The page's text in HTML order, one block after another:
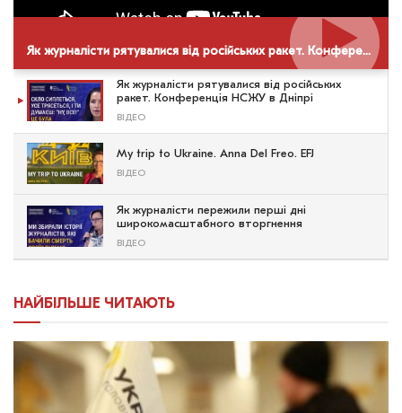
Як журналісти рятувалися від російських ракет. Конференція НСЖУ в Дніпрі
Як журналісти рятувалися від російських
ракет. Конференція НСЖУ в Дніпрі
ВІДЕО
My trip to Ukraine. Anna Del Freo. EFJ
ВІДЕО
Як журналісти пережили перші дні
широкомасштабного вторгнення
ВІДЕО
НАЙБІЛЬШЕ ЧИТАЮТЬ